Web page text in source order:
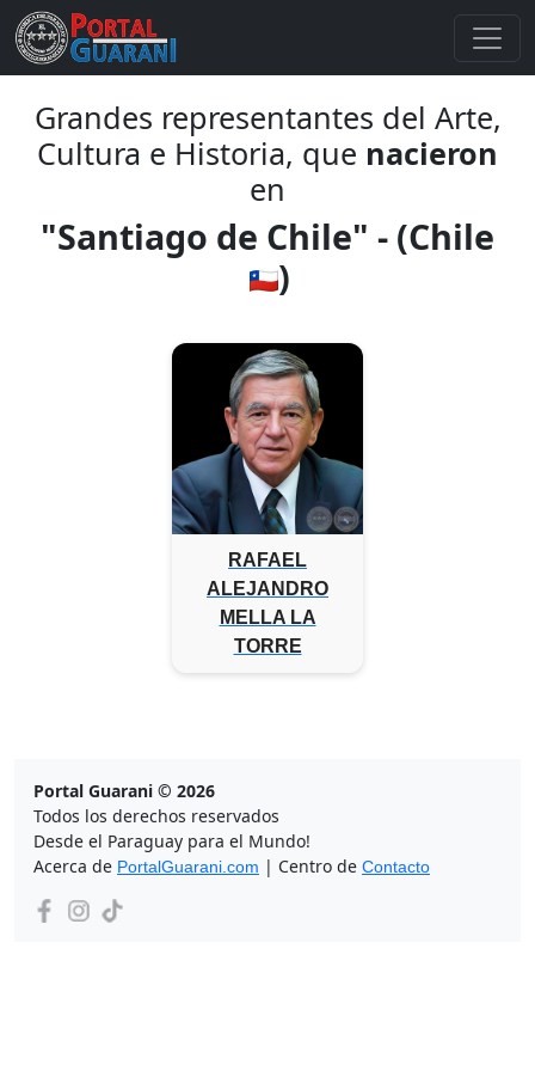
Grandes representantes del Arte,
Cultura e Historia, que nacieron
en
"Santiago de Chile" - (Chile
)
RAFAEL
ALEJANDRO
MELLA LA
TORRE
Portal Guarani © 2026
Todos los derechos reservados
Desde el Paraguay para el Mundo!
Acerca de PortalGuarani.com | Centro de Contacto